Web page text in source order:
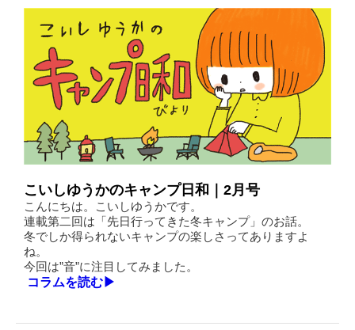
こいしゆうかのキャンプ日和｜2月号
こんにちは。こいしゆうかです。
連載第二回は「先日行ってきた冬キャンプ」のお話。
冬でしか得られないキャンプの楽しさってありますよ
ね。
今回は”音”に注目してみました。
コラムを読む▶